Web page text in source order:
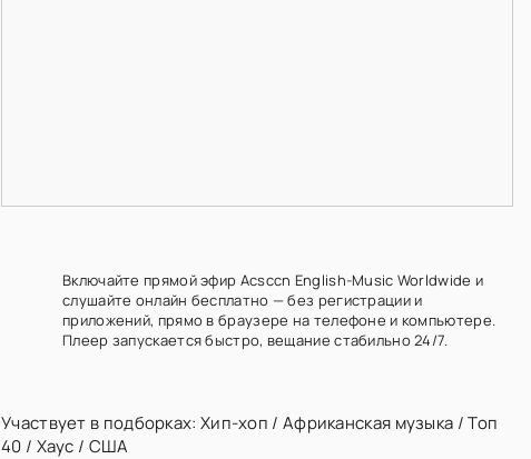
Включайте прямой эфир Acsccn English-Music Worldwide и
слушайте онлайн бесплатно — без регистрации и
приложений, прямо в браузере на телефоне и компьютере.
Плеер запускается быстро, вещание стабильно 24/7.
Участвует в подборках: Хип-хоп / Африканская музыка /Топ
40 / Хаус / США